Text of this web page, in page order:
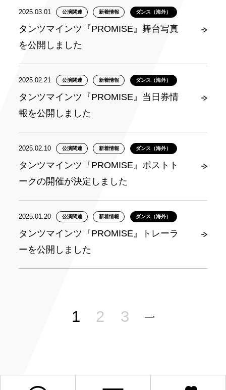
2025.03.01 公演関連 新着情報 ダンス（海外）
タンツマインツ『PROMISE』舞台写真
を公開しました
2025.02.21 公演関連 新着情報 ダンス（海外）
タンツマインツ『PROMISE』当日券情
報を公開しました
2025.02.10 公演関連 新着情報 ダンス（海外）
タンツマインツ『PROMISE』ポストト
ークの開催が決定しました
2025.01.20 公演関連 新着情報 ダンス（海外）
タンツマインツ『PROMISE』トレーラ
ーを公開しました
1 2 3